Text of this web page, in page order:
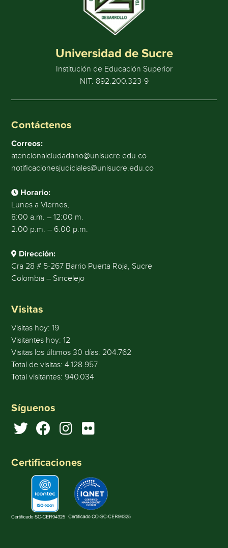
Universidad de Sucre
Institución de Educación Superior
NIT: 892.200.323-9
Contáctenos
Correos:
atencionalciudadano@unisucre.edu.co
notificacionesjudiciales@unisucre.edu.co
Horario:
Lunes a Viernes,
8:00 a.m. – 12:00 m.
2:00 p.m. – 6:00 p.m.
Dirección:
Cra 28 # 5-267 Barrio Puerta Roja, Sucre
Colombia – Sincelejo
Visitas
Visitas hoy:19
Visitantes hoy:12
Visitas los últimos 30 días: 204.762
Total de visitas:4.128.957
Total visitantes: 940.034
Síguenos
Certificaciones